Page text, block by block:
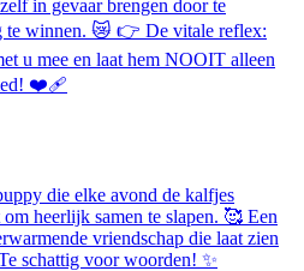
in gevaar brengen door te
te winnen. 😿 👉 De vitale reflex:
u mee en laat hem NOOIT alleen
❤️‍🩹
die elke avond de kalfjes
heerlijk samen te slapen. 🥰 Een
vriendschap die laat zien
schattig voor woorden! ✨